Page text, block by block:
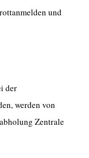
und
der
werden von
Zentrale